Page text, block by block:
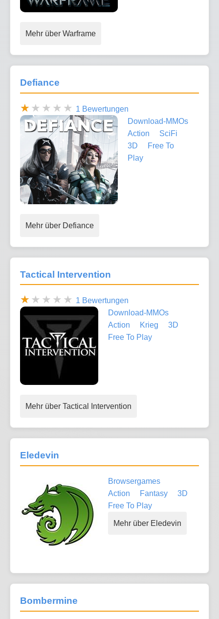
Mehr über Warframe
Defiance
1 Bewertungen
Download-MMOs
Action
SciFi
3D
Free To
Play
Mehr über Defiance
Tactical Intervention
1 Bewertungen
Download-MMOs
Action
Krieg
3D
Free To Play
Mehr über Tactical Intervention
Eledevin
Browsergames
Action
Fantasy
3D
Free To Play
Mehr über Eledevin
Bombermine